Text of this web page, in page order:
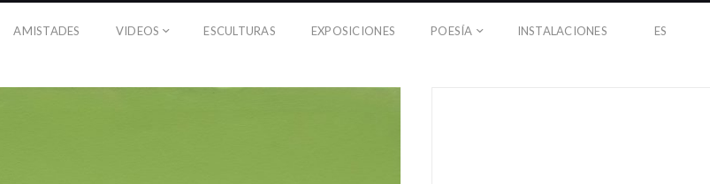
AMISTADES VIDEOS ESCULTURAS EXPOSICIONES POESÍA
INSTALACIONES
ES